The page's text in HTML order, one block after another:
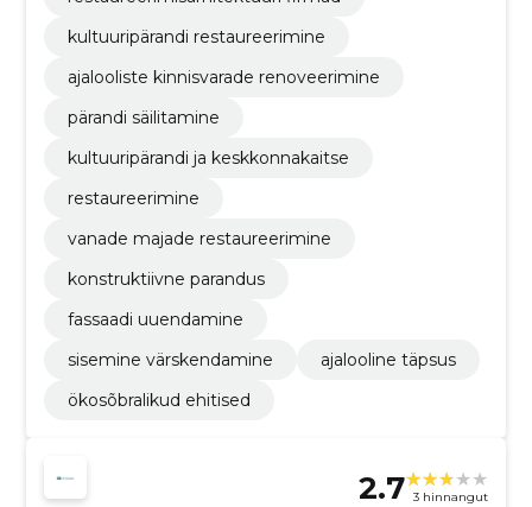
kultuuripärandi restaureerimine
ajalooliste kinnisvarade renoveerimine
pärandi säilitamine
kultuuripärandi ja keskkonnakaitse
restaureerimine
vanade majade restaureerimine
konstruktiivne parandus
fassaadi uuendamine
sisemine värskendamine
ajalooline täpsus
ökosõbralikud ehitised
2.7 3 hinnangut